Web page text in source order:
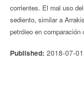
corrientes. El mal uso
sediento, similar a
petróleo en comparación
Published: 2018-07-01